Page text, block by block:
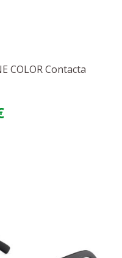
COLOR Contacta